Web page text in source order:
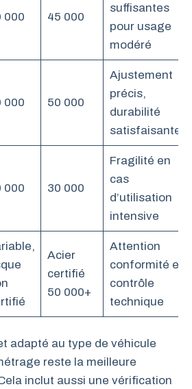
000 45 000
suffisantes
pour usage
modéré
000 50 000
Ajustement
précis,
durabilité
satisfaisante
000 30 000
Fragilité en
cas
d’utilisation
intensive
Acier
certifié
50 000+
Attention
conformité et
contrôle
technique
adapté au type de véhicule
reste la meilleure
inclut aussi une vérification